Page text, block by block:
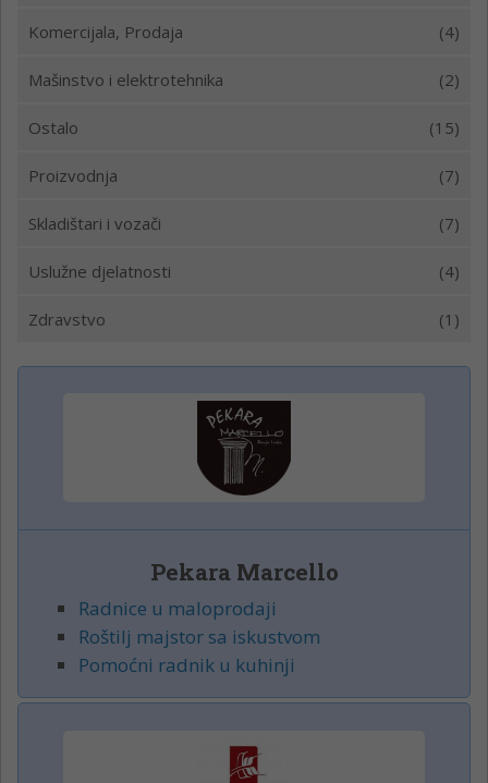
Komercijala, Prodaja (4)
Mašinstvo i elektrotehnika (2)
Ostalo (15)
Proizvodnja (7)
Skladištari i vozači (7)
Uslužne djelatnosti (4)
Zdravstvo (1)
Pekara Marcello
Radnice u maloprodaji
Roštilj majstor sa iskustvom
Pomoćni radnik u kuhinji